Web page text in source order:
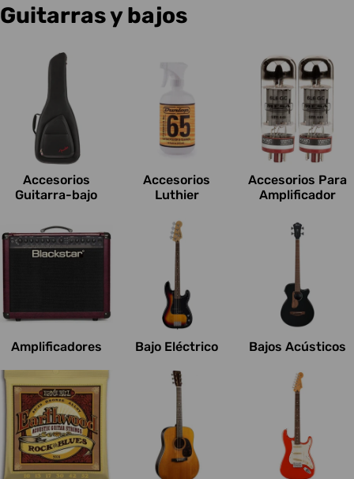
C
e
s
:
Guitarras y bajos
Accesorios
Guitarra-bajo
Accesorios
Luthier
Accesorios Para
Amplificador
Amplificadores Bajo Eléctrico Bajos Acústicos